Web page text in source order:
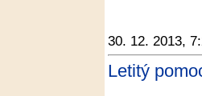
30. 12. 2013,
Letitý